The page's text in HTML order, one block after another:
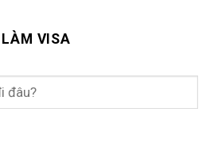
LÀM VISA